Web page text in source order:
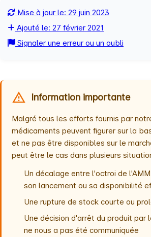
Mise à jour le: 29 juin 2023
Ajouté le: 27 février 2021
Signaler une erreur ou un oubli
Information importante
Malgré tous les efforts fournis par
médicaments peuvent figurer sur la
et ne pas être disponibles sur le
peut être le cas dans plusieurs
Un décalage entre l'octroi de
son lancement ou sa disponibilité
Une rupture de stock courte ou
Une décision d'arrêt du produit par
ne nous a pas été communiquée